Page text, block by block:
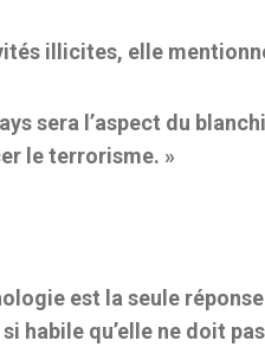
illicites, elle
sera l’aspect du
le terrorisme. »
est la seule
qu’elle ne doit